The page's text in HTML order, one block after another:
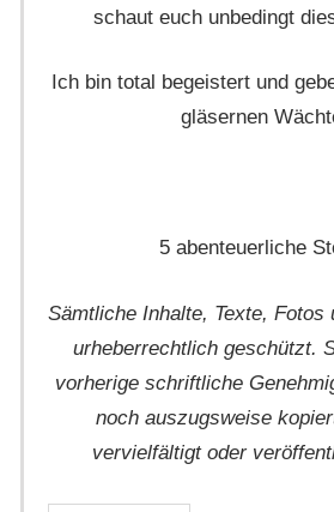
schaut euch unbedingt
Ich bin total begeistert und
gläsernen
5 abenteuerliche
Sämtliche Inhalte, Texte, Fotos
urheberrechtlich geschützt.
vorherige schriftliche
noch auszugsweise
vervielfältigt oder